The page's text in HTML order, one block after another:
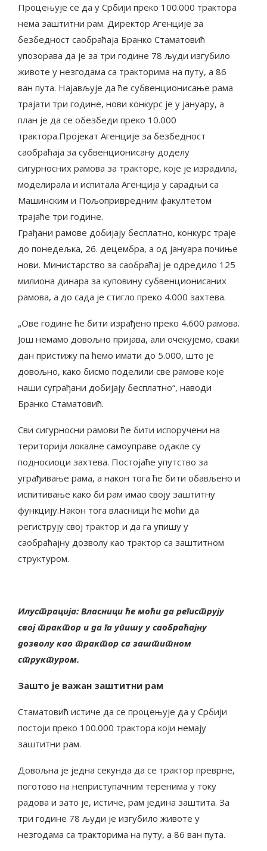
Процењује се да у Србији преко 100.000 трактора
нема заштитни рам. Директор Агенције за
безбедност саобраћаја Бранко Стаматовић
упозорава да је за три године 78 људи изгубило
животе у незгодама са тракторима на путу, а 86
ван пута. Најављује да ће субвенционисање рама
трајати три године, нови конкурс је у јануару, а
план је да се обезбеди преко 10.000
трактора.Пројекат Агенције за безбедност
саобраћаја за субвенционисану доделу
сигурносних рамова за тракторе, које је израдила,
моделирала и испитала Агенција у сарадњи са
Машинским и Пољопривредним факултетом
трајаће три године.
Грађани рамове добијају бесплатно, конкурс траје
до понедељка, 26. децембра, а од јануара почиње
нови. Министарство за саобраћај је одредило 125
милиона динара за куповину субвенционисаних
рамова, а до сада је стигло преко 4.000 захтева.
„Ове године ће бити израђено преко 4.600 рамова.
Још немамо довољно пријава, али очекујемо, сваки
дан пристижу па ћемо имати до 5.000, што је
довољно, како бисмо поделили све рамове које
наши суграђани добијају бесплатно“, наводи
Бранко Стаматовић.
Сви сигурносни рамови ће бити испоручени на
територији локалне самоуправе одакле су
подносиоци захтева. Постојаће упутство за
уграђивање рама, а након тога ће бити обављено и
испитивање како би рам имао своју заштитну
функцију.Након тога власници ће моћи да
региструју свој трактор и да га упишу у
саобраћајну дозволу као трактор са заштитном
структуром.
Илустрација: Власници ће моћи да региструју
свој трактор и да га упишу у саобраћајну
дозволу као трактор са заштитном
структуром.
Зашто је важан заштитни рам
Стаматовић истиче да се процењује да у Србији
постоји преко 100.000 трактора који немају
заштитни рам.
Довољна је једна секунда да се трактор преврне,
поготово на неприступачним теренима у току
радова и зато је, истиче, рам једина заштита. За
три године 78 људи је изгубило животе у
незгодама са тракторима на путу, а 86 ван пута.